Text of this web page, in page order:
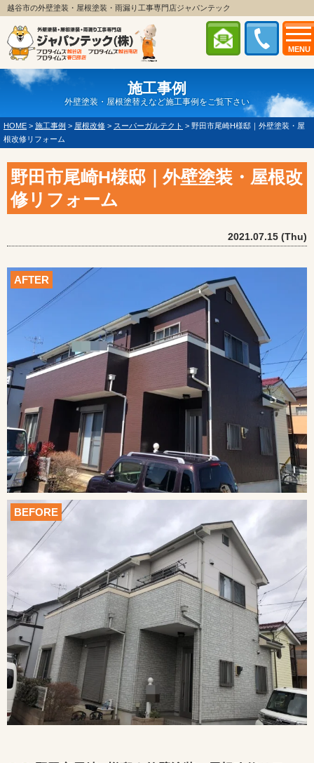
MENU
越谷市の外壁塗装・屋根塗装・雨漏り工事専門店ジャパンテック
施工事例
外壁塗装・屋根塗替えなど施工事例をご覧下さい
HOME > 施工事例 > 屋根改修 > スーパーガルテクト > 野田市尾崎H様邸｜外壁塗装・屋
根改修リフォーム
野田市尾崎H様邸｜外壁塗装・屋根改
修リフォーム
2021.07.15 (Thu)
AFTER
BEFORE